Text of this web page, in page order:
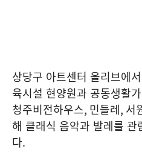
상당구 아트센터 올리브에
육시설 현양원과 공동생활
청주비전하우스, 민들레, 서
해 클래식 음악과 발레를
다.